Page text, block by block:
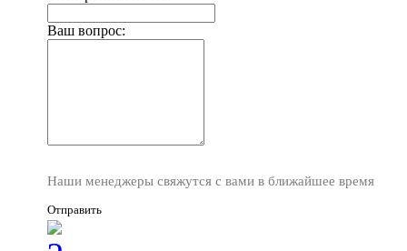
Ваш вопрос:
Наши менеджеры свяжутся с вами в ближайшее время
Отправить